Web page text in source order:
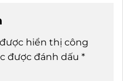
hiển thị công
được đánh dấu *